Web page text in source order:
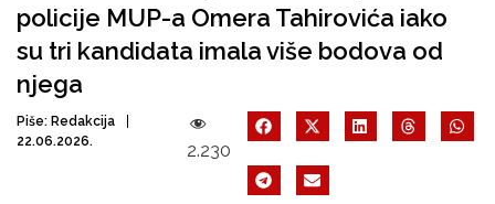
policije MUP-a Omera Tahirovića iako
su tri kandidata imala više bodova od
njega
Piše: Redakcija
22.06.2026.
2.230